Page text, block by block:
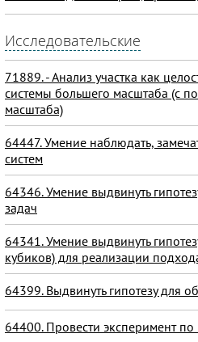
Исследовательские
71889. - Анализ участка как
системы большего масштаба (с
масштаба)
64447. Умение наблюдать,
систем
64346. Умение выдвинуть
задач
64341. Умение выдвинуть
кубиков) для реализации
64399. Выдвинуть гипотезу для
64400. Провести эксперимент